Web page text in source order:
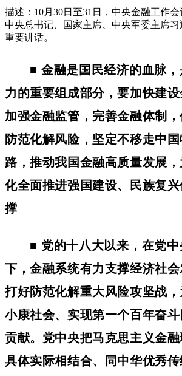
描述：10月30日至31日，中央金融工作
中央总书记、国家主席、中央军委主席
重要讲话。
■ 金融是国民经济的血脉
力的重要组成部分，要加快建
加强金融监管，完善金融体制，
防范化解风险，坚定不移走中
路，推动我国金融高质量发展
化全面推进强国建设、民族复
撑
■ 党的十八大以来，在党中
下，金融系统有力支撑经济社
打好防范化解重大风险攻坚战
小康社会、实现第一个百年奋
贡献。党中央把马克思主义金
具体实际相结合、同中华优秀传